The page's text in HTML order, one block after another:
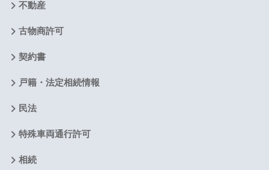
不動産
古物商許可
契約書
戸籍・法定相続情報
民法
特殊車両通行許可
相続